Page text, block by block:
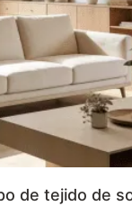
de tejido de